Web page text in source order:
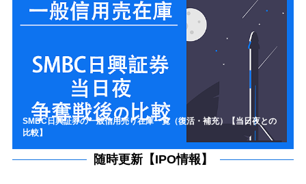
SMBC日興証券の一般信用売り在庫一覧（復活・補充）【当日夜との
比較】
随時更新【IPO情報】